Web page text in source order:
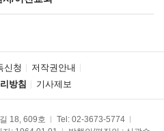
신청
저작권안내
방침
기사제보
18, 609호 Tel: 02-3673-5774